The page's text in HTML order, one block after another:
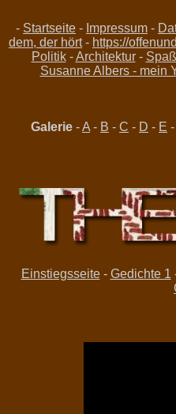
- Startseite - Impressum -
dem, der hört- https://
Politik-Architektur- Spaß
Susanne Albers - mein
Galerie -A - B - C - D - E -
Einstiegsseite- Gedichte 1